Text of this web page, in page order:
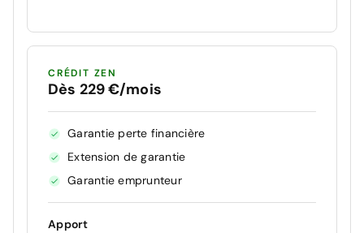
CRÉDIT ZEN
Dès 229 €/mois
Garantie perte financière
Extension de garantie
Garantie emprunteur
Apport